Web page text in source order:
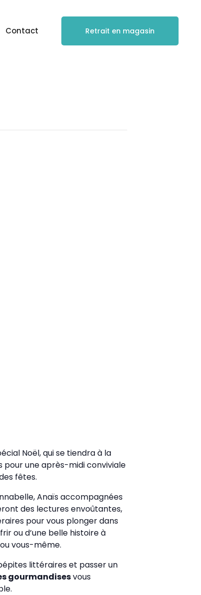
Retrait en magasin
Contact
Noël, qui se tiendra à la
pour une après-midi conviviale
fêtes.
Anaïs accompagnées
des lectures envoûtantes,
pour vous plonger dans
ou d’une belle histoire à
vous-même.
littéraires et passer un
gourmandisesvous